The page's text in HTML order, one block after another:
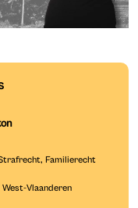
Familierecht
West-Vlaanderen